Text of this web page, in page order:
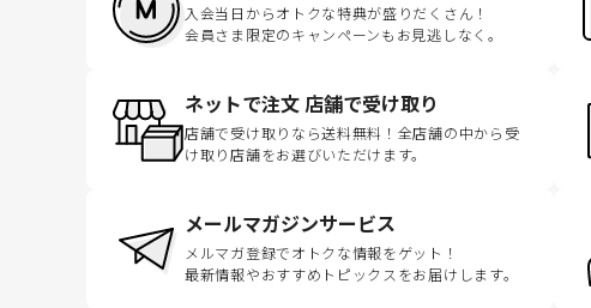
入会当日からオトクな特典が盛りだくさん！
会員さま限定のキャンペーンもお見逃しなく。
ネットで注文 店舗で受け取り
店舗で受け取りなら送料無料！全店舗の中から受
け取り店舗をお選びいただけます。
メールマガジンサービス
メルマガ登録でオトクな情報をゲット！
最新情報やおすすめトピックスをお届けします。